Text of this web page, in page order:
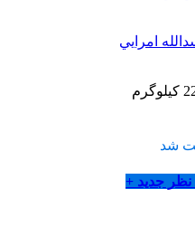
امرايي
شد
جدید +